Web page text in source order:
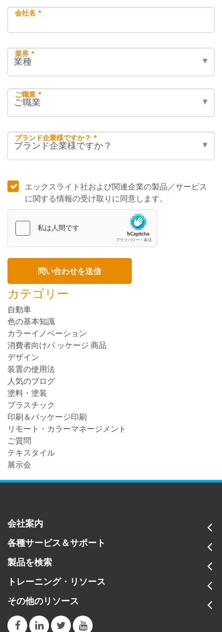
会社名 *
業界 *
ご職業 *
ブランド企業様ですか？ *
エックスライト社および関連企業の製品／サービス
に関する情報の受け取りに同意します。
カテゴリー
自動車
色の基本知識
カラーイノベーション
消費者向けパ ッケージ 商品
デザイン
装置の使用法
人気のブログ
塗料・塗装
プラスチック
印刷＆パッケージ印刷
リモート・カラーマネージメント
ご質問
テキスタイル
展示会
会社案内
各種サービス＆サポート
製品を検索
トレーニング・リソース
その他のリソース